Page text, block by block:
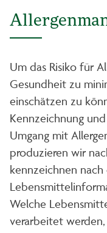
Um das Risiko für
Gesundheit zu
einschätzen zu
Kennzeichnung
Umgang mit
produzieren wir
kennzeichnen
Welche
verarbeitet